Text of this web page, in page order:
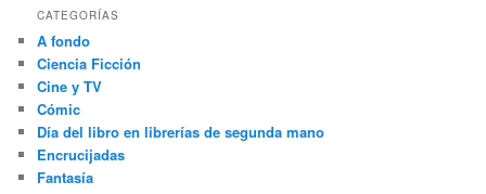
CATEGORÍAS
A fondo
Ciencia Ficción
Cine y TV
Cómic
Día del libro en librerías de segunda mano
Encrucijadas
Fantasía